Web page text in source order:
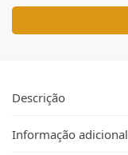
Descrição
Informação adicional